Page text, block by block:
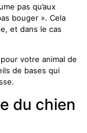
pas qu’aux
bouger ». Cela
et dans le cas
votre animal de
de bases qui
du chien